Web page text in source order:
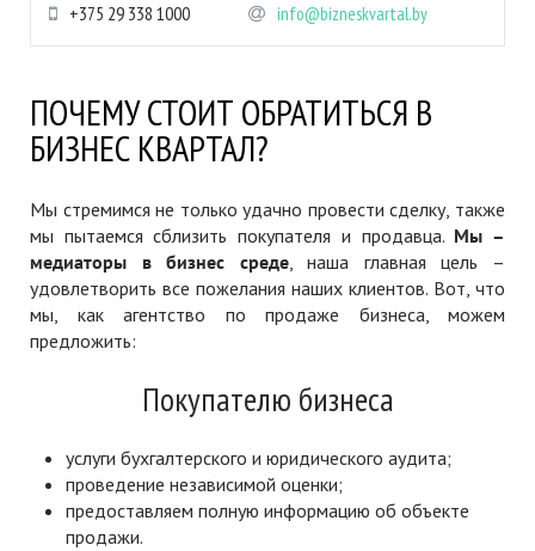
+375 29 338 1000 info@bizneskvartal.by
ПОЧЕМУ СТОИТ ОБРАТИТЬСЯ В
БИЗНЕС КВАРТАЛ?
Мы стремимся не только удачно провести сделку, также
мы пытаемся сблизить покупателя и продавца. Мы –
медиаторы в бизнес среде, наша главная цель –
удовлетворить все пожелания наших клиентов. Вот, что
мы, как агентство по продаже бизнеса, можем
предложить:
Покупателю бизнеса
услуги бухгалтерского и юридического аудита;
проведение независимой оценки;
предоставляем полную информацию об объекте
продажи.